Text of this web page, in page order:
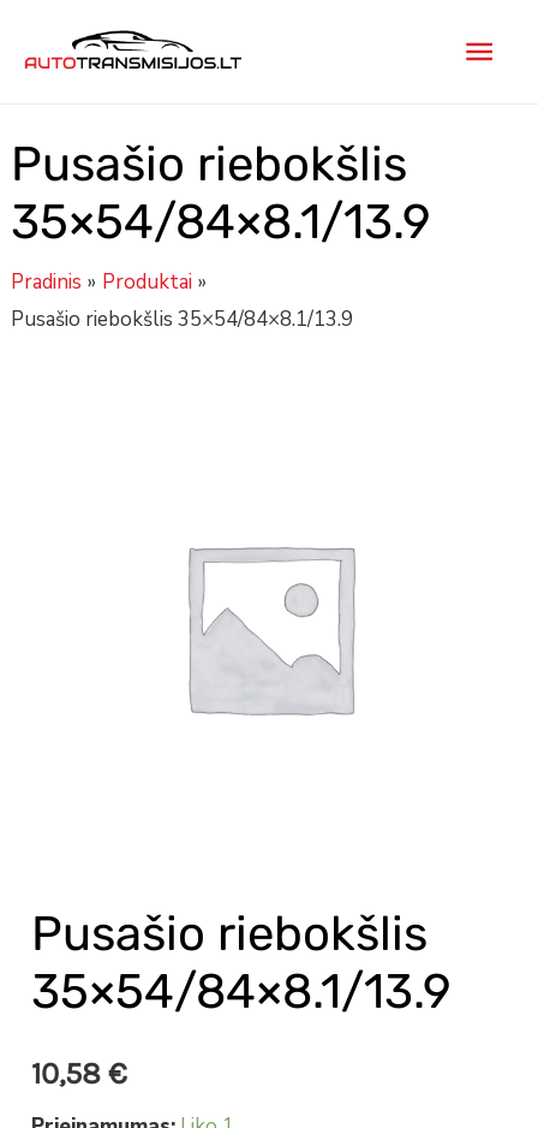
prie
Pusašio riebokšlis
35×54/84×8.1/13.9
Pradinis
Produktai
Pusašio riebokšlis 35×54/84×8.1/13.9
Pusašio riebokšlis
35×54/84×8.1/13.9
10,58€
35x54/84x8.1/13.9